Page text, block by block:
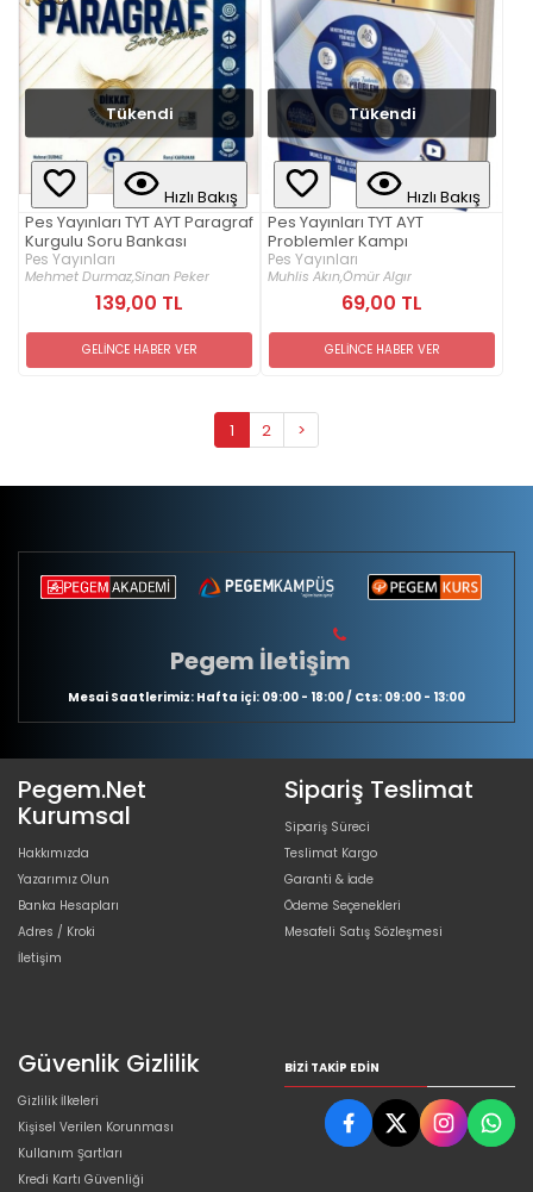
Tükendi
Hızlı Bakış
Pes Yayınları TYT AYT Paragraf
Kurgulu Soru Bankası
Pes Yayınları
Mehmet Durmaz,Sinan Peker
139,00 TL
GELİNCE HABER VER
Tükendi
Hızlı Bakış
Pes Yayınları TYT AYT
Problemler Kampı
Pes Yayınları
Muhlis Akın,Ömür Algır
69,00 TL
GELİNCE HABER VER
1 2 >
Pegem İletişim
Mesai Saatlerimiz: Hafta içi: 09:00 - 18:00 / Cts: 09:00 - 13:00
Pegem.Net
Kurumsal
Hakkımızda
Yazarımız Olun
Banka Hesapları
Adres / Kroki
İletişim
Sipariş Teslimat
Sipariş Süreci
Teslimat Kargo
Garanti & İade
Ödeme Seçenekleri
Mesafeli Satış Sözleşmesi
Güvenlik Gizlilik
Gizlilik İlkeleri
Kişisel Verilen Korunması
Kullanım Şartları
Kredi Kartı Güvenliği
BIZI TAKIP EDIN